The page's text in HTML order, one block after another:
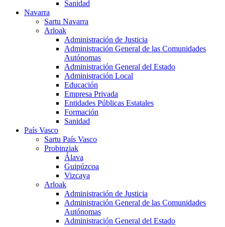
Sanidad
Navarra
Sartu Navarra
Arloak
Administración de Justicia
Administración General de las Comunidades
Autónomas
Administración General del Estado
Administración Local
Educación
Empresa Privada
Entidades Públicas Estatales
Formación
Sanidad
País Vasco
Sartu País Vasco
Probinziak
Álava
Guipúzcoa
Vizcaya
Arloak
Administración de Justicia
Administración General de las Comunidades
Autónomas
Administración General del Estado